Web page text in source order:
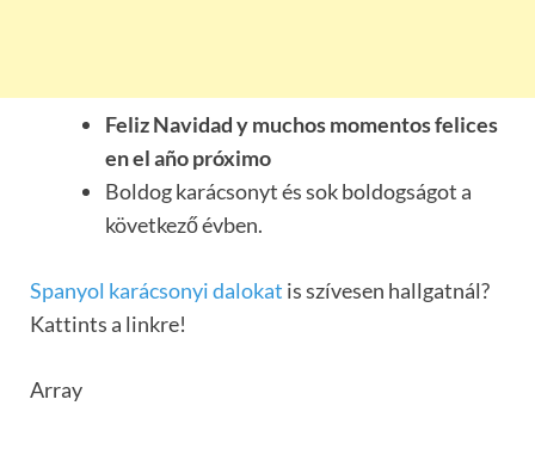
Feliz Navidad y muchos momentos felices
en el año próximo
Boldog karácsonyt és sok boldogságot a
következő évben.
Spanyol karácsonyi dalokat is szívesen hallgatnál?
Kattints a linkre!
Array